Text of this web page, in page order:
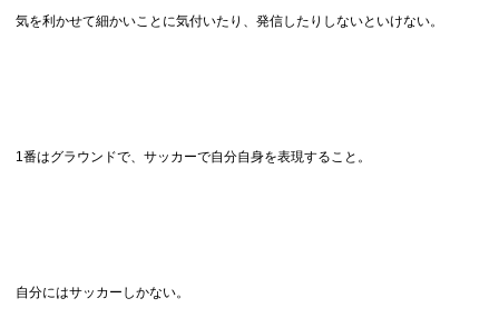
気を利かせて細かいことに気付いたり、発信したりしないといけない。
1番はグラウンドで、サッカーで自分自身を表現すること。
自分にはサッカーしかない。